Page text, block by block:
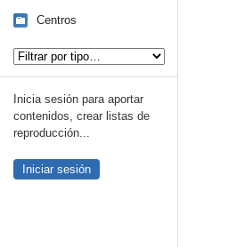
Centros
Inicia sesión para aportar
contenidos, crear listas de
reproducción...
Iniciar sesión